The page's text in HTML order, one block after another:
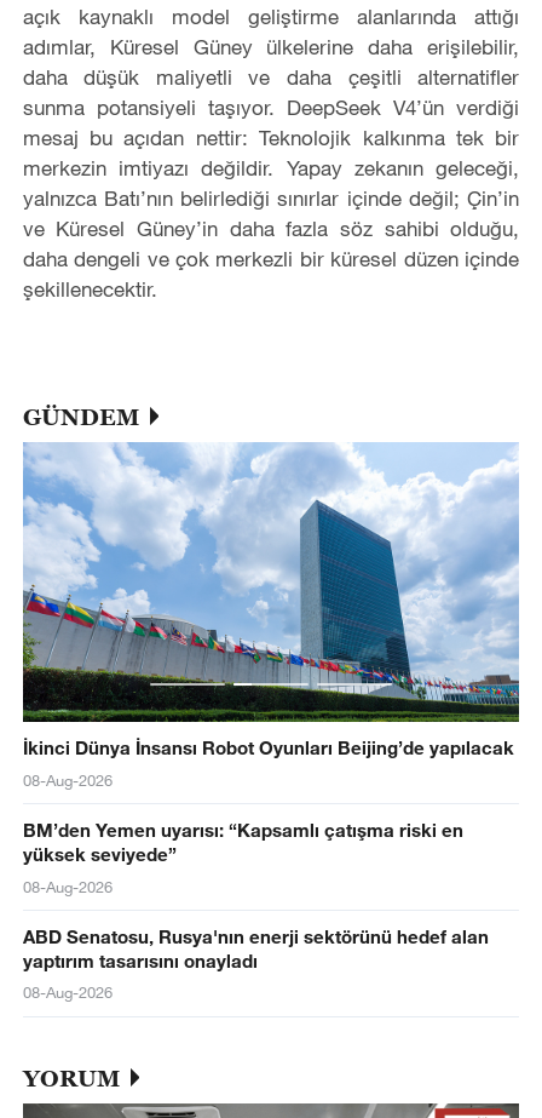
açık kaynaklı model geliştirme alanlarında attığı
adımlar, Küresel Güney ülkelerine daha erişilebilir,
daha düşük maliyetli ve daha çeşitli alternatifler
sunma potansiyeli taşıyor. DeepSeek V4’ün verdiği
mesaj bu açıdan nettir: Teknolojik kalkınma tek bir
merkezin imtiyazı değildir. Yapay zekanın geleceği,
yalnızca Batı’nın belirlediği sınırlar içinde değil; Çin’in
ve Küresel Güney’in daha fazla söz sahibi olduğu,
daha dengeli ve çok merkezli bir küresel düzen içinde
şekillenecektir.
GÜNDEM
İkinci Dünya İnsansı Robot Oyunları Beijing’de yapılacak
08-Aug-2026
BM’den Yemen uyarısı: “Kapsamlı çatışma riski en
yüksek seviyede”
08-Aug-2026
ABD Senatosu, Rusya'nın enerji sektörünü hedef alan
yaptırım tasarısını onayladı
08-Aug-2026
YORUM